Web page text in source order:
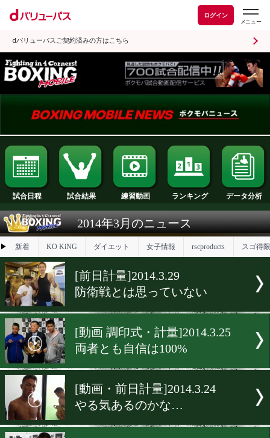
ログイン
dバリューパスご契約済みの方はこちら
試合日程 試合結果 練習動画 ランキング
2014年3月のニュース
▶ 新着 KO KiNG ダイエット 女子情報
[前日計量]2014.3.29
防衛戦とは思っていない
[動画 調印式・計量